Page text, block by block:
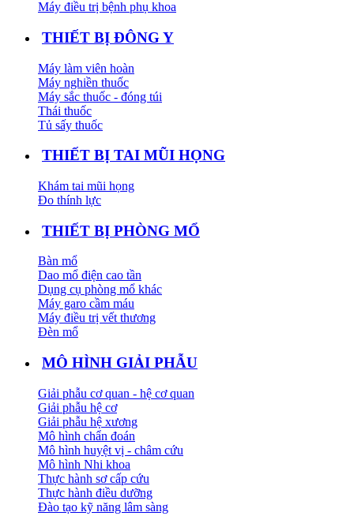
Máy điều trị bệnh phụ khoa
THIẾT BỊ ĐÔNG Y
Máy làm viên hoàn
Máy nghiền thuốc
Máy sắc thuốc - đóng túi
Thái thuốc
Tủ sấy thuốc
THIẾT BỊ TAI MŨI HỌNG
Khám tai mũi họng
Đo thính lực
THIẾT BỊ PHÒNG MỔ
Bàn mổ
Dao mổ điện cao tần
Dụng cụ phòng mổ khác
Máy garo cầm máu
Máy điều trị vết thương
Đèn mổ
MÔ HÌNH GIẢI PHẪU
Giải phẫu cơ quan - hệ cơ quan
Giải phẫu hệ cơ
Giải phẫu hệ xương
Mô hình chẩn đoán
Mô hình huyệt vị - châm cứu
Mô hình Nhi khoa
Thực hành sơ cấp cứu
Thực hành điều dưỡng
Đào tạo kỹ năng lâm sàng